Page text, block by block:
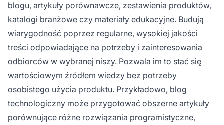
blogu, artykuły porównawcze, zestawienia produktów,
katalogi branżowe czy materiały edukacyjne. Budują
wiarygodność poprzez regularne, wysokiej jakości
treści odpowiadające na potrzeby i zainteresowania
odbiorców w wybranej niszy. Pozwala im to stać się
wartościowym źródłem wiedzy bez potrzeby
osobistego użycia produktu. Przykładowo, blog
technologiczny może przygotować obszerne artykuły
porównujące różne rozwiązania programistyczne,